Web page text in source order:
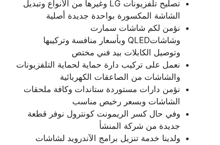
تصليح تلفزيونات LG وغيرها من الأنواع وتبديل
الشاشة المكسورة بواحدة جديدة أصلية
نؤمن لكم شاشات سمارت
وشاشاتQLED وبأسعار منافسة وتركيبها
وتوصيل الكابلات بيد فني مختص
نعمل على تركيب دارة حماية لحماية التلفزيونات
والشاشات من الصاعقات الكهربائية
نؤمن دارات مستوردة ستاندات وكافة ملحقات
الشاشات وبسعر رخيص مناسب
وفي حال كسر الريمونت كونترول نوفر قطعة
جديدة من شركة المنشأ
ولدينا خدمة تنزيل برامج الآندرويد لشاشات